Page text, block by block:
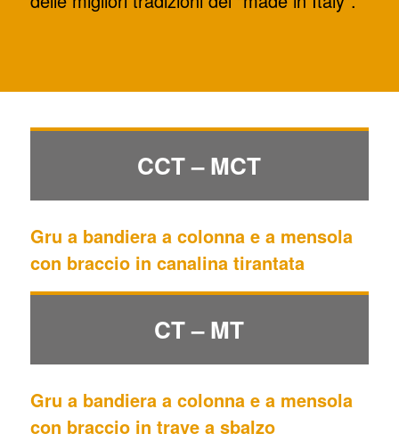
CCT – MCT
Gru a bandiera a colonna e a mensola
con braccio in canalina tirantata
CT – MT
Gru a bandiera a colonna e a mensola
con braccio in trave a sbalzo